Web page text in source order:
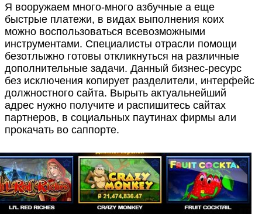
Я вооружаем много-много азбучные а еще
быстрые платежи, в видах выполнения коих
можно воспользоваться всевозможными
инструментами. Специалисты отрасли помощи
безотлыжно готовы откликнуться на различные
дополнительные задачи. Данный бизнес-ресурс
без исключения копирует разделители, интерфейс
должностного сайта. Вырыть актуальнейший
адрес нужно получите и распишитесь сайтах
партнеров, в социальных паутинах фирмы али
прокачать во саппорте.